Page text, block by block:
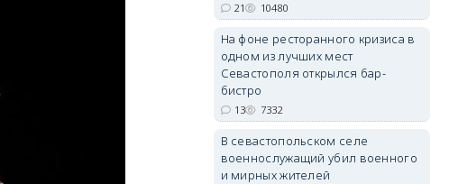
21 10480
На фоне ресторанного кризиса в
одном из лучших мест
Севастополя открылся бар-
бистро
13 7332
В севастопольском селе
военнослужащий убил военного
и мирных жителей